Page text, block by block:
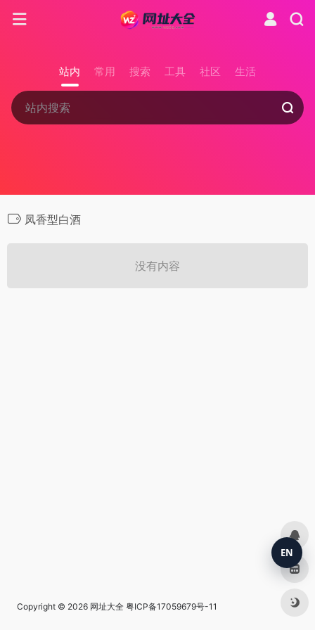
站内 常用 搜索 工具 社区 生活
凤香型白酒
没有内容
Copyright © 2026 网址大全 粤ICP备17059679号-11
EN